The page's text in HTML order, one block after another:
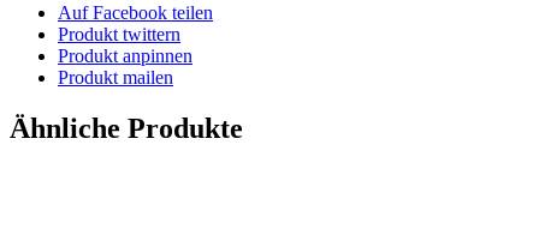
Auf Facebook teilen
Produkt twittern
Produkt anpinnen
Produkt mailen
Ähnliche Produkte